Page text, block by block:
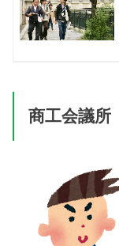
商工会議所